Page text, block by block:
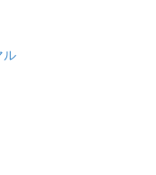
ル